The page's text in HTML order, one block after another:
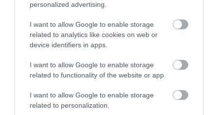
personalized advertising.
I want to allow Google to enable storage
related to analytics like cookies on web or
device identifiers in apps.
I want to allow Google to enable storage
related to functionality of the website or app.
I want to allow Google to enable storage
related to personalization.
exageración o una forma de hablar. Es, literalmente (como diría
mi hijo adolescente, jajaja), la mejor...